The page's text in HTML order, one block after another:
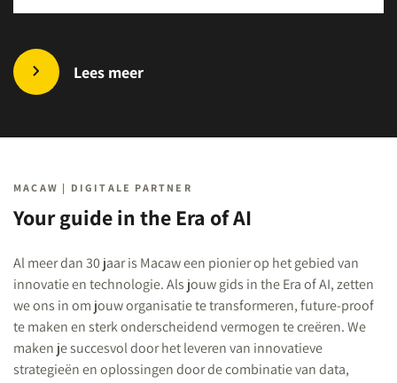
Lees meer
MACAW | DIGITALE PARTNER
Your guide in the Era of AI
Al meer dan 30 jaar is Macaw een pionier op het gebied van
innovatie en technologie. Als jouw gids in the Era of AI, zetten
we ons in om jouw organisatie te transformeren, future-proof
te maken en sterk onderscheidend vermogen te creëren. We
maken je succesvol door het leveren van innovatieve
strategieën en oplossingen door de combinatie van data,